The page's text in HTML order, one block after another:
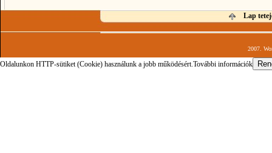
Lap
2007.
Oldalunkon HTTP-sütiket (Cookie) használunk a jobb működésért.További információk